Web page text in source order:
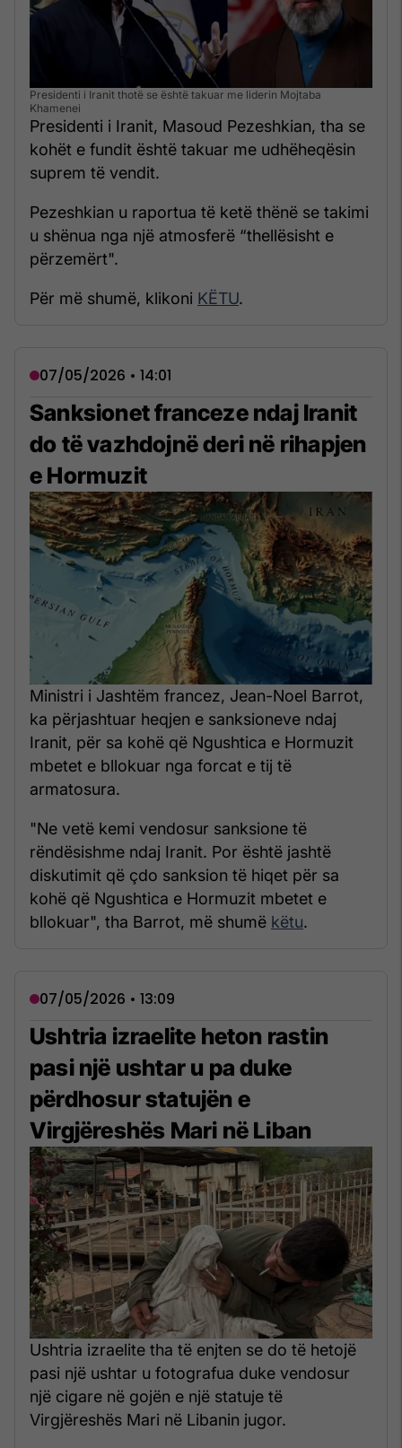
Presidenti i Iranit thotë se është takuar me liderin Mojtaba
Khamenei
Presidenti i Iranit, Masoud Pezeshkian, tha se
kohët e fundit është takuar me udhëheqësin
suprem të vendit.
Pezeshkian u raportua të ketë thënë se takimi
u shënua nga një atmosferë “thellësisht e
përzemërt".
Për më shumë, klikoni KËTU.
07/05/2026 • 14:01
Sanksionet franceze ndaj Iranit
do të vazhdojnë deri në rihapjen
e Hormuzit
Ministri i Jashtëm francez, Jean-Noel Barrot,
ka përjashtuar heqjen e sanksioneve ndaj
Iranit, për sa kohë që Ngushtica e Hormuzit
mbetet e bllokuar nga forcat e tij të
armatosura.
"Ne vetë kemi vendosur sanksione të
rëndësishme ndaj Iranit. Por është jashtë
diskutimit që çdo sanksion të hiqet për sa
kohë që Ngushtica e Hormuzit mbetet e
bllokuar", tha Barrot, më shumë këtu.
07/05/2026 • 13:09
Ushtria izraelite heton rastin
pasi një ushtar u pa duke
përdhosur statujën e
Virgjëreshës Mari në Liban
Ushtria izraelite tha të enjten se do të hetojë
pasi një ushtar u fotografua duke vendosur
një cigare në gojën e një statuje të
Virgjëreshës Mari në Libanin jugor.